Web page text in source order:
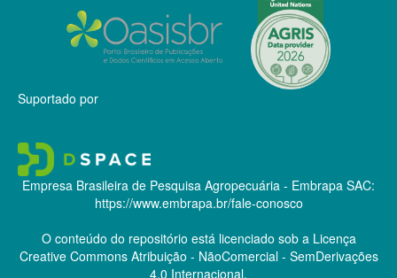
Suportado por
Empresa Brasileira de Pesquisa Agropecuária - Embrapa SAC:
https://www.embrapa.br/fale-conosco
O conteúdo do repositório está licenciado sob a Licença
Creative CommonsAtribuição - NãoComercial - SemDerivações
4.0 Internacional.